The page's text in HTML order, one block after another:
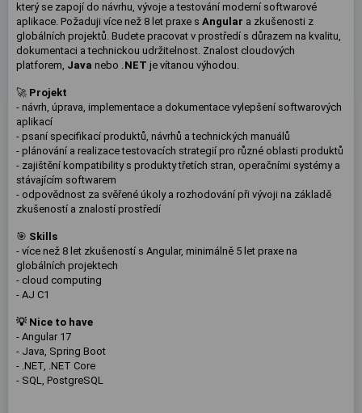
který se zapojí do návrhu, vývoje a testování moderní softwarové
aplikace. Požaduji více než 8 let praxe s Angular a zkušenosti z
globálních projektů. Budete pracovat v prostředí s důrazem na kvalitu,
dokumentaci a technickou udržitelnost. Znalost cloudových
platforem, Java nebo .NET je vítanou výhodou.
🚀 Projekt
- návrh, úprava, implementace a dokumentace vylepšení softwarových
aplikací
- psaní specifikací produktů, návrhů a technických manuálů
- plánování a realizace testovacích strategií pro různé oblasti produktů
- zajištění kompatibility s produkty třetích stran, operačními systémy a
stávajícím softwarem
- odpovědnost za svěřené úkoly a rozhodování při vývoji na základě
zkušeností a znalostí prostředí
🎯 Skills
- více než 8 let zkušeností s Angular, minimálně 5 let praxe na
globálních projektech
- cloud computing
- AJ C1
💡 Nice to have
- Angular 17
- Java, Spring Boot
- .NET, .NET Core
- SQL, PostgreSQL